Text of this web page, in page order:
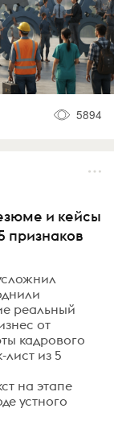
5894
и кейсы
признаков
реальный
от
кадрового
из 5
на этапе
устного